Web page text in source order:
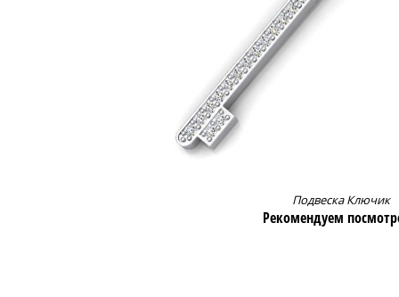
Подвеска Ключик
Рекомендуем